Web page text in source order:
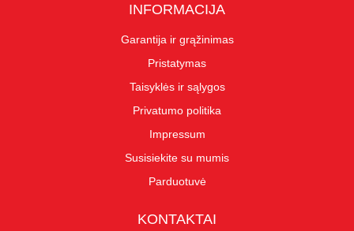
INFORMACIJA
Garantija ir grąžinimas
Pristatymas
Taisyklės ir sąlygos
Privatumo politika
Impressum
Susisiekite su mumis
Parduotuvė
KONTAKTAI